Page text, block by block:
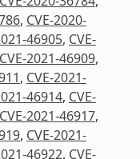
, CVE-2020-
46905, CVE-
CVE-2021-46909,
, CVE-2021-
46914, CVE-
CVE-2021-46917,
, CVE-2021-
46922, CVE-